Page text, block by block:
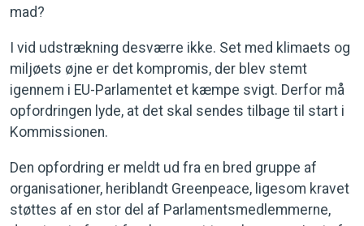
mad?
I vid udstrækning desværre ikke. Set med klimaets og
miljøets øjne er det kompromis, der blev stemt
igennem i EU-Parlamentet et kæmpe svigt. Derfor må
opfordringen lyde, at det skal sendes tilbage til start i
Kommissionen.
Den opfordring er meldt ud fra en bred gruppe af
organisationer, heriblandt Greenpeace, ligesom kravet
støttes af en stor del af Parlamentsmedlemmerne,